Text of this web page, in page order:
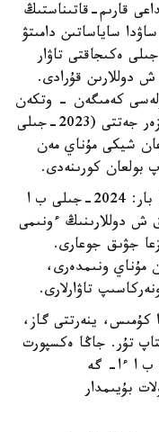
قارىم-قاتىناستىڭ
نەگىزگى تىرەگى سانالادى. QazTrade ساۋدا ساياساتىن دامىتۋ
ەكىجاقتى تاۋار
ميلليون ا ق ش دوللارىن قۇرادى.
كەمىگەن - وتكەن
جىلى 131,1 ميلليون ا ق ش دوللارىنا ازەر جەتتى (2023-جىلى
شيكى مۇناي مەن
بولعان كورىنەدى.
دەگەنمەن، يمپورت بويىنشا وڭ ديناميكا بار: 2024-جىلى ب ا
146,3 ميلليون ا ق ش دوللارىنىڭ ءونىمى
2023-جىلدان 25 پايىزعا جۋىق جوعارى.
مۇناي ونىمدەرى،
تاۋارلارى.
كۇمىس، ينەرتتى گاز،
تۇر. جاڭا ەكسپورت
ب ا ءا- گە
بۇيىمدار